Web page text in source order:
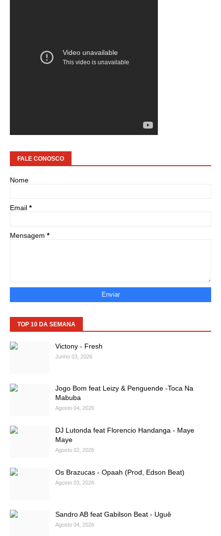
FALE CONOSCO
Nome
Email *
Mensagem *
TOP 10 DA SEMANA
Victony - Fresh
Junho 03, 2026
Jogo Bom feat Leizy & Penguende -Toca Na
Mabuba
Agosto 04, 2026
DJ Lutonda feat Florencio Handanga - Maye
Maye
Agosto 02, 2026
Os Brazucas - Opaah (Prod, Edson Beat)
Agosto 03, 2026
Sandro AB feat Gabilson Beat - Uguê
Agosto 04, 2026